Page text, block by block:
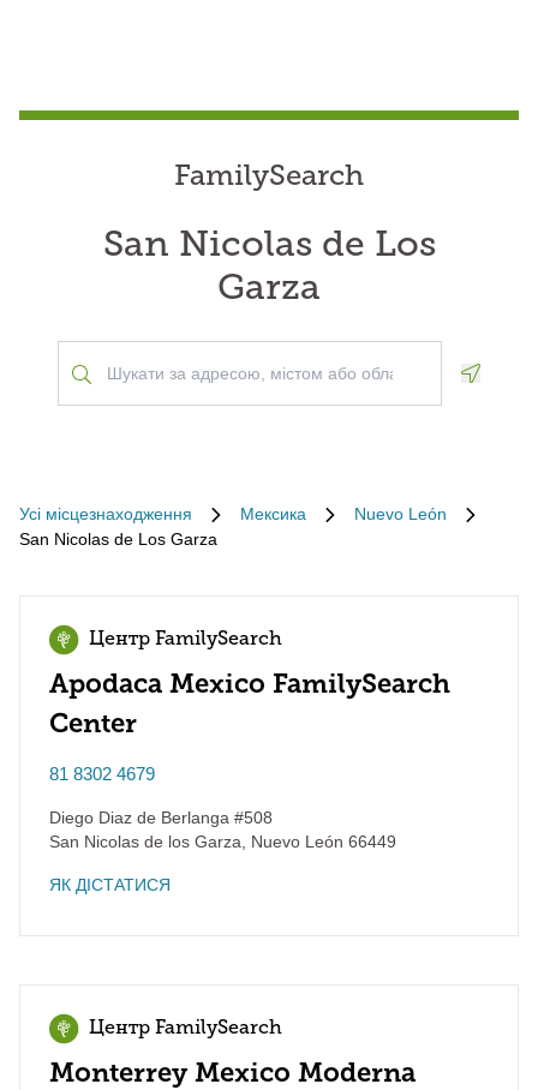
FamilySearch
San Nicolas de Los
Garza
Усі місцезнаходження Мексика
Nuevo León
San Nicolas de Los Garza
Центр FamilySearch
Apodaca Mexico FamilySearch
Center
81 8302 4679
Diego Diaz de Berlanga #508
San Nicolas de los Garza
Nuevo León 66449
ЯК ДІСТАТИСЯ
Центр FamilySearch
Monterrey Mexico Moderna